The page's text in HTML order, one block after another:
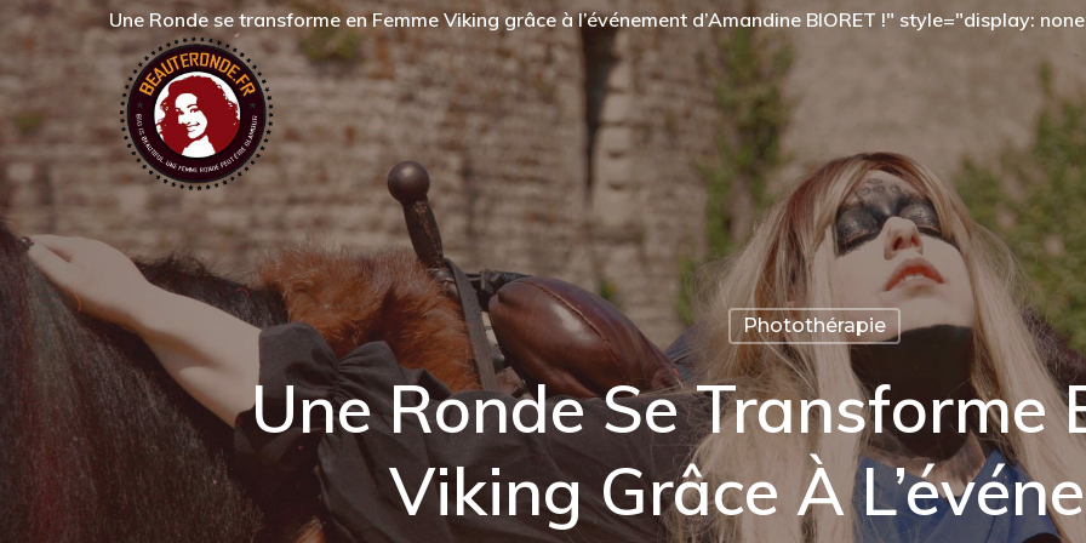
Skip
to
main
content
Une Ronde se transforme en Femme Viking grâce à l’événement d’Amandine BIORET !" style="display:
Photothérapie
Une Ronde Se Transforme
Viking Grâce À